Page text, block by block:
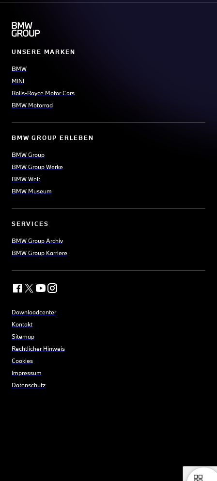
UNSERE MARKEN
BMW
MINI
Rolls-Royce Motor Cars
BMW Motorrad
BMW GROUP ERLEBEN
BMW Group
BMW Group Werke
BMW Welt
BMW Museum
SERVICES
BMW Group Archiv
BMW Group Karriere
Downloadcenter
Kontakt
Sitemap
Rechtlicher Hinweis
Cookies
Impressum
Datenschutz